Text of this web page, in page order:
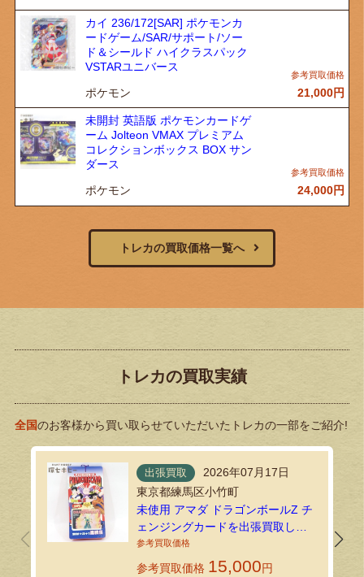
カイ 236/172[SAR] ポケモンカ
ードゲーム/SAR/サポート/ソー
ド＆シールド ハイクラスパック
VSTARユニバース
ポケモン 21,000円
未開封 英語版 ポケモンカードゲ
ーム Jolteon VMAX プレミアム
コレクションボックス BOX サン
ダース
ポケモン 24,000円
トレカの買取価格一覧へ
トレカの買取実績
全国のお客様から買い取らせていただいたトレカの一部をご紹介!
出張買取
2026年07月17日
東京都練馬区小竹町
未使用 アマダ ドラゴンボールZ チ
ェンジングカードを出張買取しま
した
参考買取価格 15,000円